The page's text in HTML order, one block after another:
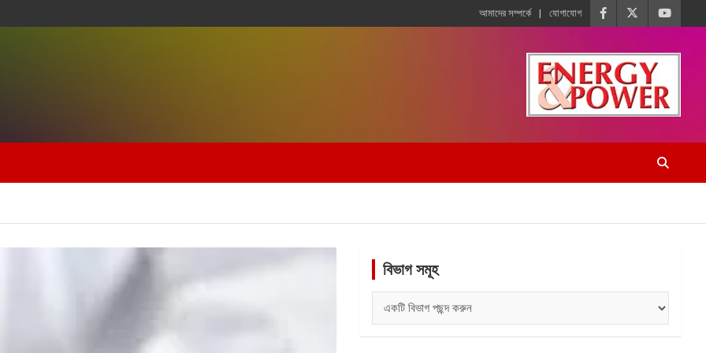
আমাদের সম্পর্কে যোগাযোগ
বিভাগ সমূহ
সমূহ